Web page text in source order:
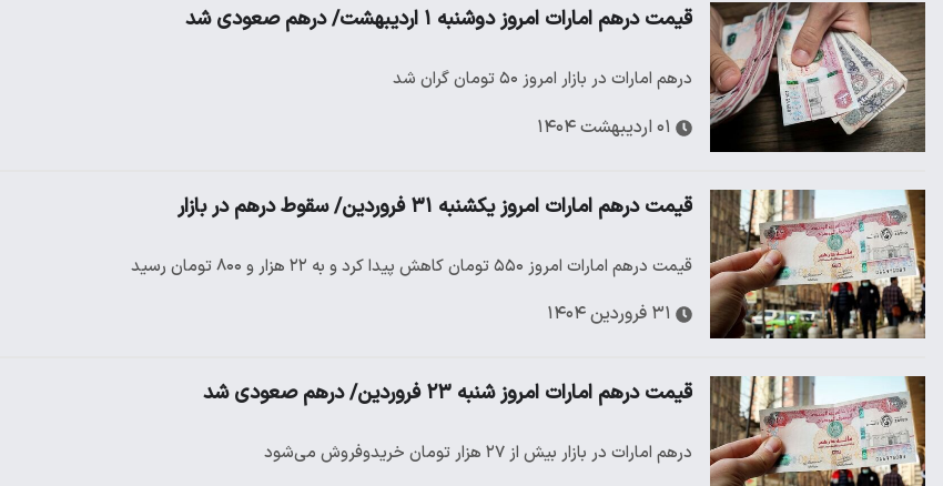
قیمت درهم امارات امروز دوشنبه ۱ اردیبهشت/ درهم صعودی شد
درهم امارات در بازار امروز ۵۰ تومان گران شد
۰۱ اردیبهشت ۱۴۰۴
قیمت درهم امارات امروز یکشنبه ۳۱ فروردین/ سقوط درهم در بازار
قیمت درهم امارات امروز ۵۵۰ تومان کاهش پیدا کرد و به ۲۲ هزار و ۸۰۰ تومان رسید
۳۱ فروردین ۱۴۰۴
قیمت درهم امارات امروز شنبه ۲۳ فروردین/ درهم صعودی شد
درهم امارات در بازار بیش از ۲۷ هزار تومان خریدوفروش می‌شود